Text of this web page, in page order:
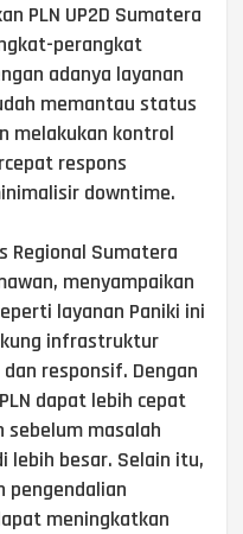
PLN UP2D Sumatera
perangkat
adanya layanan
memantau status
melakukan kontrol
respons
downtime.
Regional Sumatera
menyampaikan
layanan Paniki ini
infrastruktur
responsif. Dengan
dapat lebih cepat
sebelum masalah
lebih besar. Selain itu,
pengendalian
meningkatkan